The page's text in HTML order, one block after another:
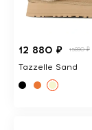
12 880 ₽ 15890 ₽
Tazzelle Sand